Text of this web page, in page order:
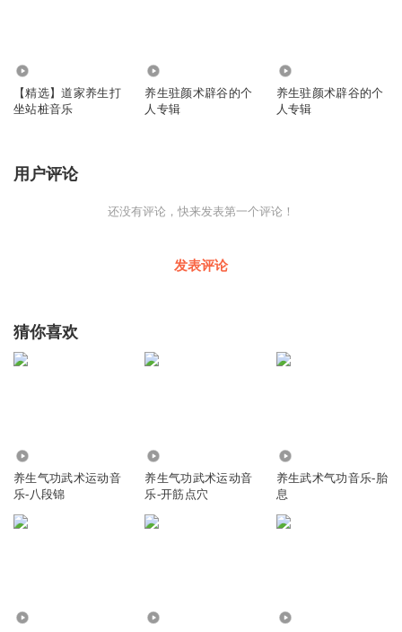
【精选】道家养生打
坐站桩音乐
养生驻颜术辟谷的个
人专辑
养生驻颜术辟谷的个
人专辑
用户评论
还没有评论，快来发表第一个评论！
发表评论
猜你喜欢
养生气功武术运动音
乐-八段锦
养生气功武术运动音
乐-开筋点穴
养生武术气功音乐-胎
息